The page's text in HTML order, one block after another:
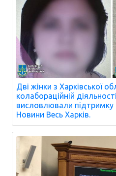
Дві жінки з Харківської
колабораційній
висловлювали
Новини Весь Харків.